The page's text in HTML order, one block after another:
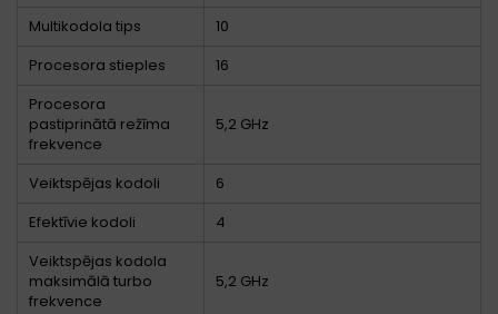
Multikodola tips
10
Procesora stieples
16
Procesora
pastiprinātā režīma
frekvence
5,2 GHz
Veiktspējas kodoli
6
Efektīvie kodoli
4
Veiktspējas kodola
maksimālā turbo
frekvence
5,2 GHz